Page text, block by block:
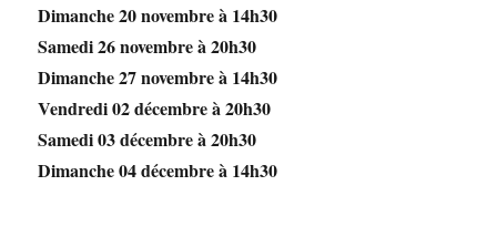
Dimanche 20 novembre à 14h30
Samedi 26 novembre à 20h30
Dimanche 27 novembre à 14h30
Vendredi 02 décembre à 20h30
Samedi 03 décembre à 20h30
Dimanche 04 décembre à 14h30